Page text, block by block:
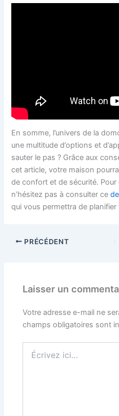
En somme, l’univers de la
une multitude d’options et
sauter le pas ? Grâce aux
cet article, votre maison
de confort et de sécurité.
n’hésitez pas à consulter ce
qui vous permettra de
PRÉCÉDENT
Laisser un
Votre adresse e-mail ne
champs obligatoires sont
ici…